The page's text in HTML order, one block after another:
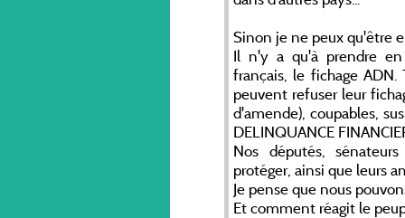
Sinon je ne peux qu'être
Il n'y a qu'à prendre
français, le fichage
peuvent refuser leur
d'amende), coupables,
DELINQUANCE
Nos députés,
protéger, ainsi que leurs
Je pense que nous
Et comment réagit le